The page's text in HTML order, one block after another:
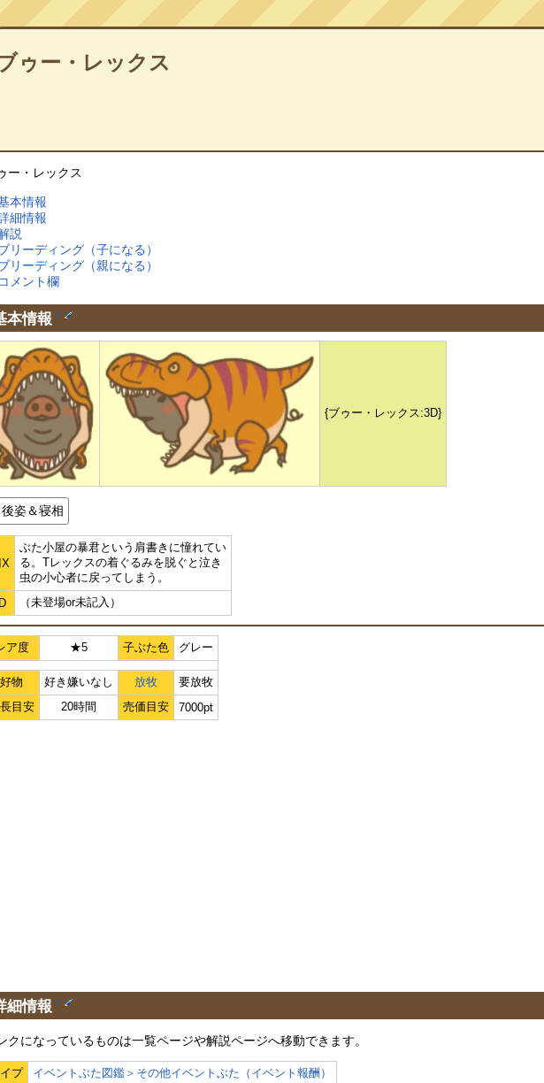
ゥー・レックス
ー・レックス
本情報
細情報
説
リーディング（子になる）
リーディング（親になる）
コメント欄
本情報 †
{ブゥー・レックス:3D}
後姿＆寝相
ぶた小屋の暴君という肩書きに憧れてい
る。Tレックスの着ぐるみを脱ぐと泣き
虫の小心者に戻ってしまう。
（未登場or未記入）
ア度 ★5 子ぶた色 グレー
好物 好き嫌いなし 放牧
要放牧
目安
20時間 売価目安 7000pt
細情報 †
クになっているものは一覧ページや解説ページへ移動できます。
プ イベントぶた図鑑＞その他イベントぶた（イベント報酬）